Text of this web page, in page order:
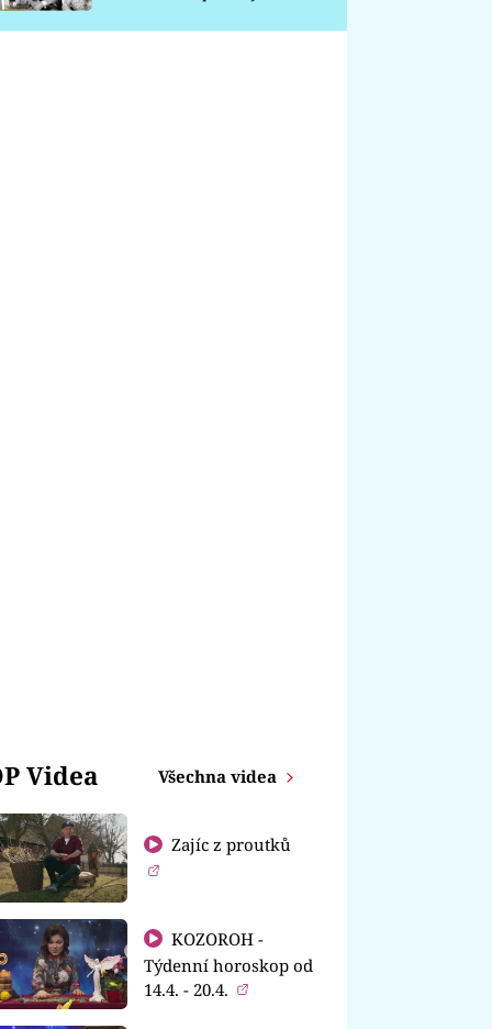
Videa Všechna videa
Zajíc z proutků
KOZOROH -
Týdenní horoskop od
14.4. - 20.4.